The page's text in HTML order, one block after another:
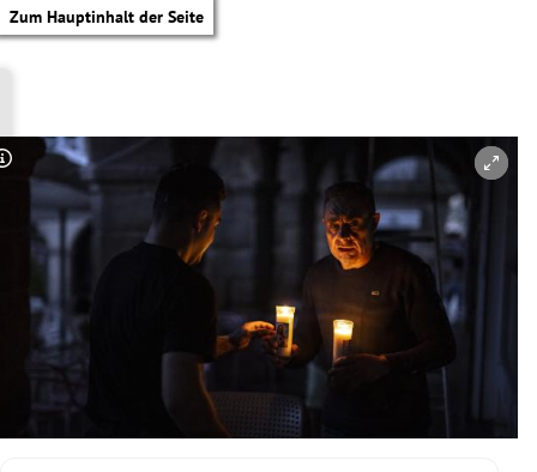
Zum Hauptinhalt der Seite
Copyright-Hinweis öffnen/schließen